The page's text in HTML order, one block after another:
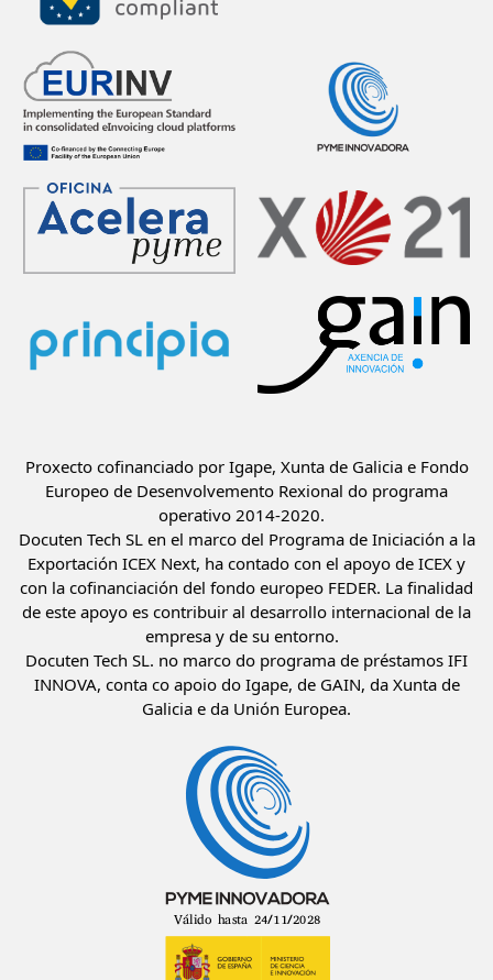
Proxecto cofinanciado por Igape, Xunta de Galicia e Fondo
Europeo de Desenvolvemento Rexional do programa
operativo 2014-2020.
Docuten Tech SL en el marco del Programa de Iniciación a la
Exportación ICEX Next, ha contado con el apoyo de ICEX y
con la cofinanciación del fondo europeo FEDER. La finalidad
de este apoyo es contribuir al desarrollo internacional de la
empresa y de su entorno.
Docuten Tech SL. no marco do programa de préstamos IFI
INNOVA, conta co apoio do Igape, de GAIN, da Xunta de
Galicia e da Unión Europea.